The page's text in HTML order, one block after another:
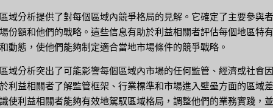
域分析提供了對每個區域內競爭格局的見解。它確定了主要參與
份額和他們的戰略。這些信息有助於利益相關者評估每個地區特
動態，使他們能夠制定適合當地市場條件的競爭戰略。
域分析突出了可能影響每個區域內市場的任何監管、經濟或社會
利益相關者了解監管框架、行業標準和市場進入壁壘方面的區域
使利益相關者能夠有效地駕馭區域格局，調整他們的業務實踐，